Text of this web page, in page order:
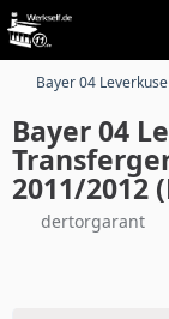
Bayer 04
Bayer 04
2011/2012
dertorgarant